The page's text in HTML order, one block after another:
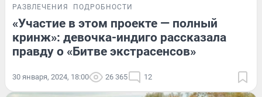
РАЗВЛЕЧЕНИЯ ПОДРОБНОСТИ
«Участие в этом проекте — полный
кринж»: девочка-индиго рассказала
правду о «Битве экстрасенсов»
30 января, 2024, 18:00 26 365 12